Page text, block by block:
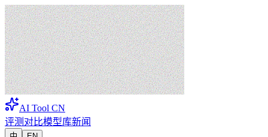
AI Tool CN
评测 对比模型库新闻